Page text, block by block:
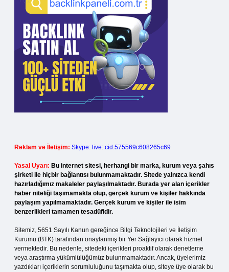
Reklam ve İletişim: Skype: live:.cid.575569c608265c69
Yasal Uyarı: Bu internet sitesi, herhangi bir marka, kurum veya şahıs
şirketi ile hiçbir bağlantısı bulunmamaktadır. Sitede yalnızca kendi
hazırladığımız makaleler paylaşılmaktadır. Burada yer alan içerikler
haber niteliği taşımamakta olup, gerçek kurum ve kişiler hakkında
paylaşım yapılmamaktadır. Gerçek kurum ve kişiler ile isim
benzerlikleri tamamen tesadüfidir.
Sitemiz, 5651 Sayılı Kanun gereğince Bilgi Teknolojileri ve İletişim
Kurumu (BTK) tarafından onaylanmış bir Yer Sağlayıcı olarak hizmet
vermektedir. Bu nedenle, sitedeki içerikleri proaktif olarak denetleme
veya araştırma yükümlülüğümüz bulunmamaktadır. Ancak, üyelerimiz
yazdıkları içeriklerin sorumluluğunu taşımakta olup, siteye üye olarak bu